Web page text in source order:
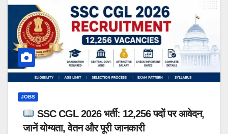
JOBS
SSC CGL 2026 भर्ती: 12,256 पदों पर आवेदन,
जानें योग्यता, वेतन और पूरी जानकारी